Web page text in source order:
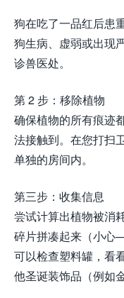
狗在吃了一品红后患
狗生病、虚弱或出现
诊兽医处。
第 2 步：移除植物
确保植物的所有痕迹
法接触到。在您打扫
单独的房间内。
第三步：收集信息
尝试计算出植物被消
碎片拼凑起来（小
可以检查塑料罐，看
他圣诞装饰品（例如